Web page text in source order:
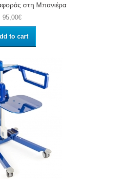
στη Μπανιέρα
95,00€
to cart